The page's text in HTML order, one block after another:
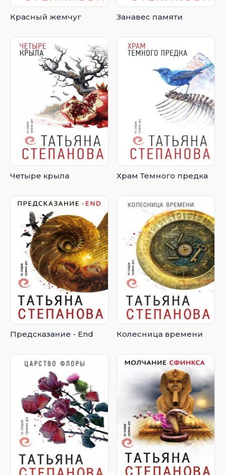
Красный жемчуг Занавес памяти
Четыре крыла Храм Темного предка
Предсказание - End Колесница времени